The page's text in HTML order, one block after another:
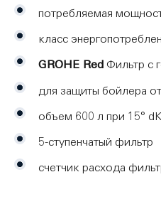
потребляемая
класс
GROHE Red Фильтр с
для защиты бойлера
объем 600 л при 15°
5-ступенчатый фильтр
счетчик расхода